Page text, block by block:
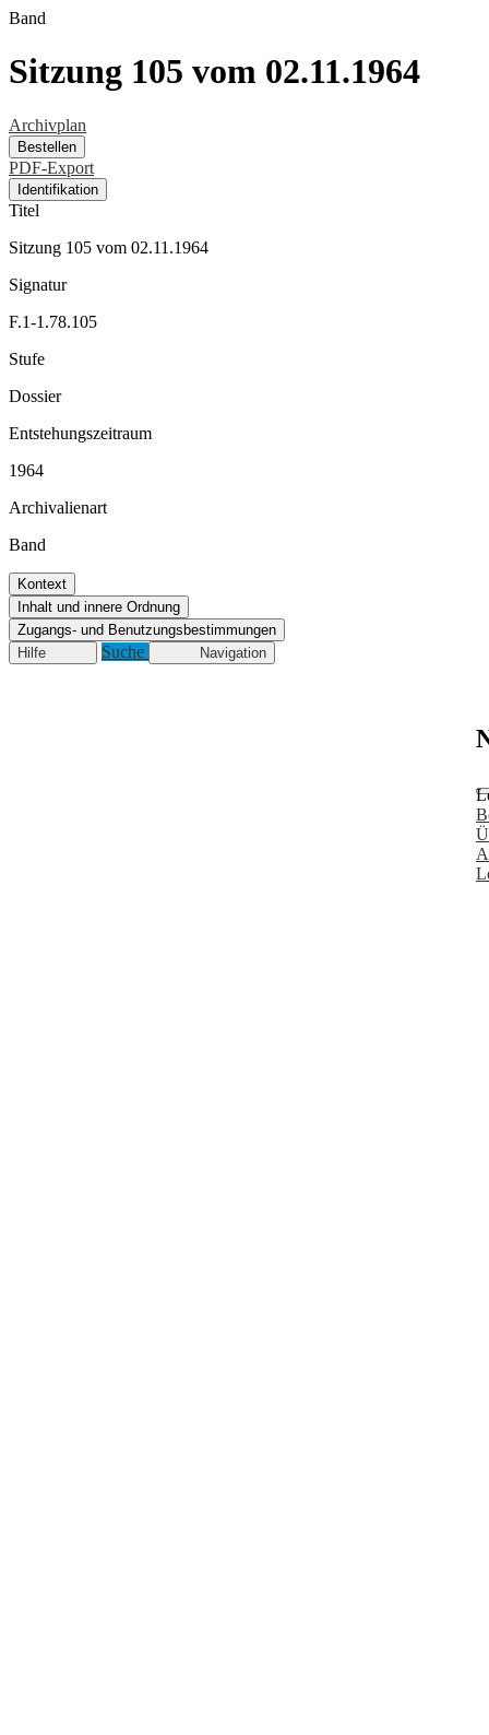
Band
Sitzung 105 vom 02.11.1964
Archivplan
Bestellen
PDF-Export
Identifikation
Titel
Sitzung 105 vom 02.11.1964
Signatur
F.1-1.78.105
Stufe
Dossier
Entstehungszeitraum
1964
Archivalienart
Band
Kontext
Inhalt und innere Ordnung
Zugangs- und Benutzungsbestimmungen
Hilfe
Suche Navigation